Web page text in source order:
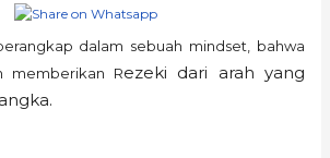
dalam sebuah mindset, bahwa
memberikan Rezeki dari arah yang